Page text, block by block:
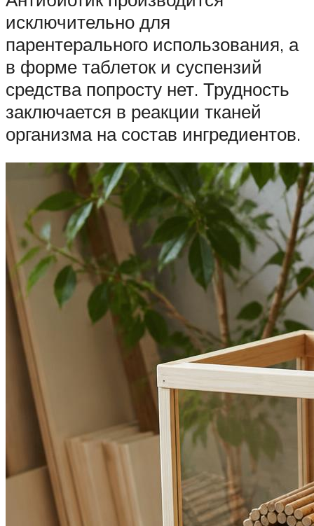
исключительно для
парентерального использования, а
в форме таблеток и суспензий
средства попросту нет. Трудность
заключается в реакции тканей
организма на состав ингредиентов.